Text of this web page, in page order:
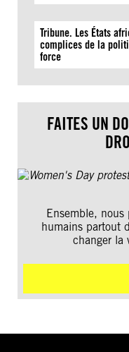
Tribune. Les États
complices de la
force
FAITES UN
Ensemble,
humains partout
changer la